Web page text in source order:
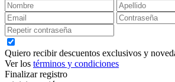
Quiero recibir descuentos exclusivos y
Ver los términos y condiciones
Finalizar registro